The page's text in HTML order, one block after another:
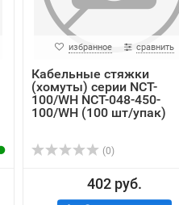
избранное сравнить
Кабельные стяжки
(хомуты) серии NCT-
100/WH NCT-048-450-
100/WH (100 шт/упак)
(0)
402 руб.